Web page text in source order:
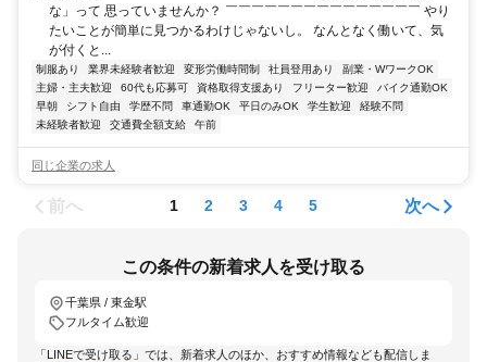
な」って 思っていませんか？ ￣￣￣￣￣￣￣￣￣￣￣￣￣￣￣ やり
たいことが簡単に見つかるわけじゃないし。 なんとなく働いて、気
が付くと...
制服あり 業界未経験者歓迎 変形労働時間制 社員登用あり
副業・WワークOK
主婦・主夫歓迎
60代も応募可 資格取得支援あり フリーター歓迎
バイク通勤OK
早朝
シフト自由 学歴不問 車通勤OK 平日のみOK 学生歓迎
経験不問
未経験者歓迎
交通費全額支給 午前
同じ企業の求人
前へ 1 2 3 4 5 次へ
この条件の新着求人を受け取る
千葉県 / 東金駅
フルタイム歓迎
「LINEで受け取る」では、新着求人のほか、おすすめ情報なども配信しま